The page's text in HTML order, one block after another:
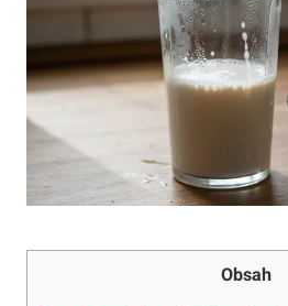
Obsah